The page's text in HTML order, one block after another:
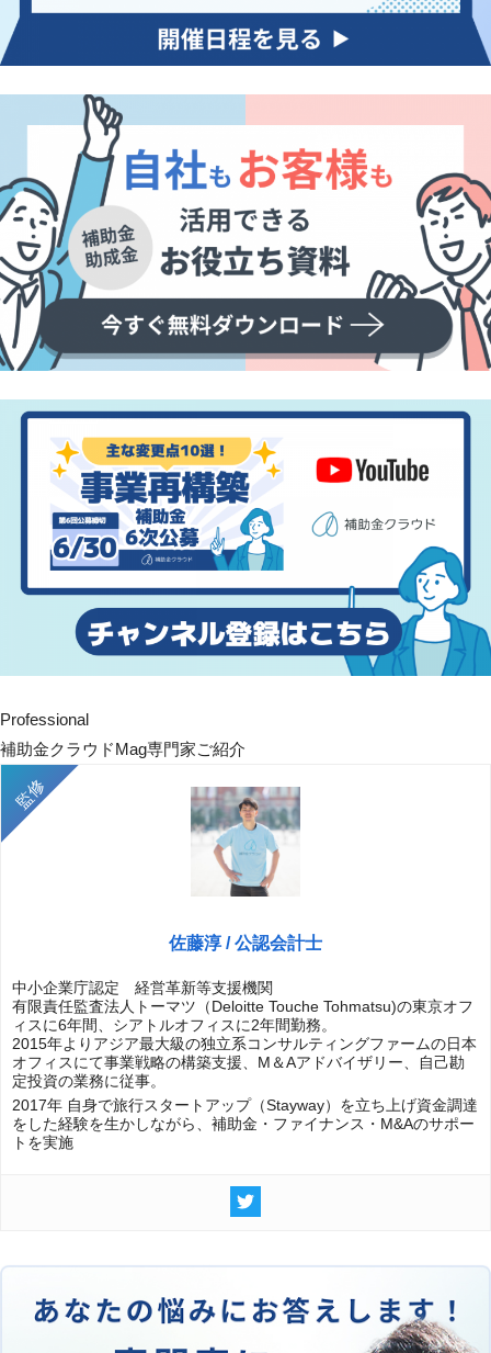
Professional
補助金クラウドMag専門家ご紹介
佐藤淳 / 公認会計士
中小企業庁認定 経営革新等支援機関
有限責任監査法人トーマツ（Deloitte Touche Tohmatsu)の東京オフ
ィスに6年間、シアトルオフィスに2年間勤務。
2015年よりアジア最大級の独立系コンサルティングファームの日本
オフィスにて事業戦略の構築支援、M＆Aアドバイザリー、自己勘
定投資の業務に従事。
2017年 自身で旅行スタートアップ（Stayway）を立ち上げ資金調達
をした経験を生かしながら、補助金・ファイナンス・M&Aのサポー
トを実施